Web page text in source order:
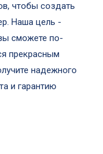
чтобы создать
Наша цель -
сможете по-
прекрасным
надежного
и гарантию